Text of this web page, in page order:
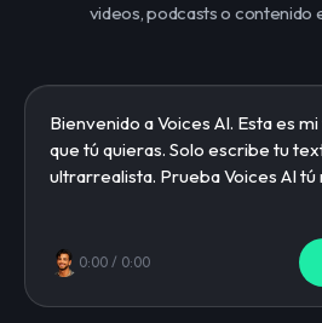
videos, podcasts o contenido
0:00 / 0:00